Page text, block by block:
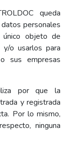
queda
personales
objeto de
o usarlos para
sus empresas
por que la
y registrada
Por lo mismo,
ninguna